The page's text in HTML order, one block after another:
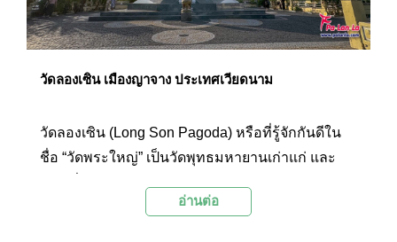
วัดลองเซิน เมืองญาจาง ประเทศเวียดนาม
วัดลองเซิน (Long Son Pagoda) หรือที่รู้จักกันดีใน
ชื่อ “วัดพระใหญ่” เป็นวัดพุทธมหายานเก่าแก่ และ
นอกจากความสวยงามอลังการของตัววัดแล้ว จาก
อ่านต่อ